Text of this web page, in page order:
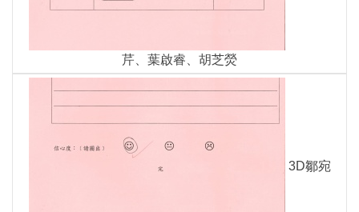
芹、葉啟睿、胡芝熒
3D鄒宛